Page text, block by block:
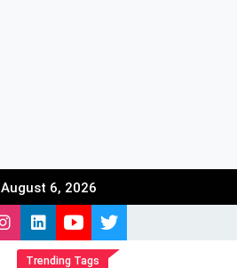
August 6, 2026
Trending Tags